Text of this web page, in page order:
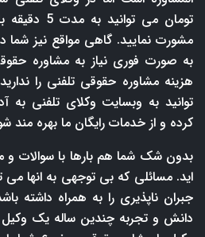
تومان می
مشورت نمایید. گاهی مواقع نیز شما
به صورت فوری نیاز به مشاوره
هزینه مشاوره حقوقی تلفنی را
توانید به وبسایت وکلای تلفنی به
کرده و از خدمات رایگان ما بهره مند
بدون شک شما هم بارها با سوالات
اید. مسائلی که بی توجهی به انها می
جبران ناپذیری را به همراه داشته
دانش و تجربه چندین ساله یک وکیل